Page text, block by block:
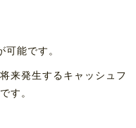
能です。
来発生するキャッシュフ
す。